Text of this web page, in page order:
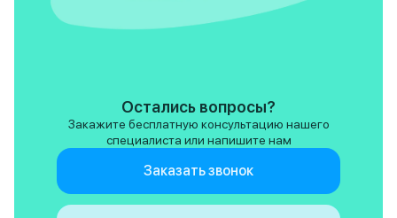
Остались вопросы?
Закажите бесплатную консультацию нашего
специалиста или напишите нам
Заказать звонок